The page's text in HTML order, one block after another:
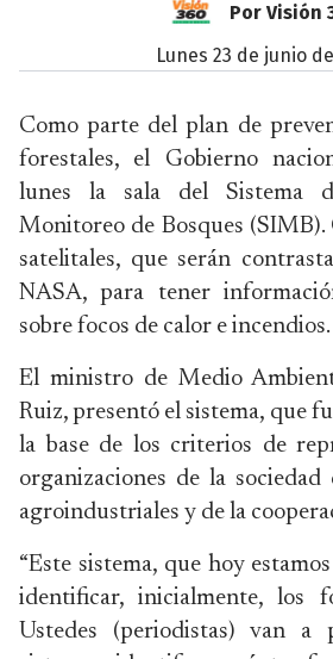
Por Visión
lunes 23 de junio
Como parte del plan de
forestales, el Gobierno
lunes la sala del Sistema
Monitoreo de Bosques (SIMB).
satelitales, que serán
NASA, para tener
sobre focos de calor e incendios.
El ministro de Medio
Ruiz, presentó el sistema, que
la base de los criterios de
organizaciones de la
agroindustriales y de la
“Este sistema, que hoy
identificar, inicialmente, los
Ustedes (periodistas) van a